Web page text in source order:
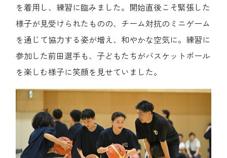
を着用し、練習に臨みました。開始直後こそ緊張した
様子が見受けられたものの、チーム対抗のミニゲーム
を通じて協力する姿が増え、和やかな空気に。練習に
参加した前田選手も、子どもたちがバスケットボール
を楽しむ様子に笑顔を見せていました。